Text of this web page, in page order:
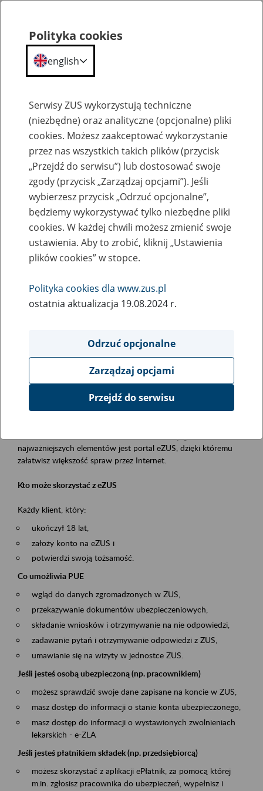
Szkolenia
Zaproś ZUS do siebie - zakładanie profili
eZUS w siedzibie Twojej firmy
Rodzaj wydarzenia
Szkolenia
obsługa klientów
Event description
Platforma Usług Elektronicznych ZUS eZUS
najważniejszych elementów jest portal eZUS, dzięki któremu
załatwisz większość spraw przez Internet.
Kto może skorzystać z eZUS
Każdy klient, który:
ukończył 18 lat,
założy konto na eZUS i
potwierdzi swoją tożsamość.
Co umożliwia PUE
wgląd do danych zgromadzonych w ZUS,
przekazywanie dokumentów ubezpieczeniowych,
składanie wniosków i otrzymywanie na nie odpowiedzi,
zadawanie pytań i otrzymywanie odpowiedzi z ZUS,
umawianie się na wizyty w jednostce ZUS.
Jeśli jesteś osobą ubezpieczoną (np. pracownikiem)
możesz sprawdzić swoje dane zapisane na koncie w ZUS,
masz dostęp do informacji o stanie konta ubezpieczonego,
masz dostęp do informacji o wystawionych zwolnieniach
lekarskich - e-ZLA
Jeśli jesteś płatnikiem składek (np. przedsiębiorcą)
możesz skorzystać z aplikacji ePłatnik, za pomocą której
m.in. zgłosisz pracownika do ubezpieczeń, wypełnisz i
Polityka cookies
english
Serwisy ZUS wykorzystują techniczne
(niezbędne) oraz analityczne (opcjonalne) pliki
cookies. Możesz zaakceptować wykorzystanie
przez nas wszystkich takich plików (przycisk
„Przejdź do serwisu”) lub dostosować swoje
zgody (przycisk „Zarządzaj opcjami”). Jeśli
wybierzesz przycisk „Odrzuć opcjonalne”,
będziemy wykorzystywać tylko niezbędne pliki
cookies. W każdej chwili możesz zmienić swoje
ustawienia. Aby to zrobić, kliknij „Ustawienia
plików cookies” w stopce.
Polityka cookies dla www.zus.pl
ostatnia aktualizacja 19.08.2024 r.
Odrzuć opcjonalne
Zarządzaj opcjami
Przejdź do serwisu